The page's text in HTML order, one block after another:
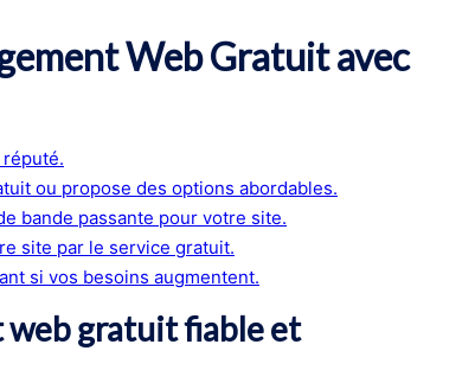
Web Gratuit avec
ou propose des options abordables.
bande passante pour votre site.
site par le service gratuit.
si vos besoins augmentent.
web gratuit fiable et